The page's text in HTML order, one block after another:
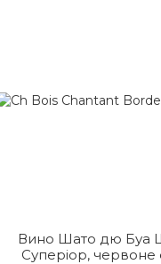
Вино Шато дю Буа
Суперіор, червоне